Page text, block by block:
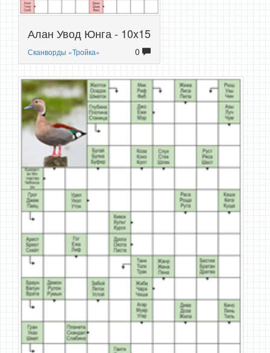
Алан Увод Юнга - 10x15
Сканворды «Тройка» 0